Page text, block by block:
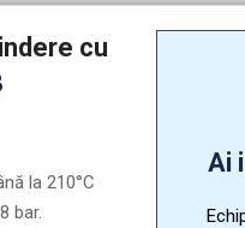
cu
la 210°C
bar.
Ai